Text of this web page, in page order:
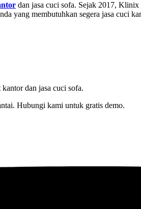
dan jasa cuci sofa. Sejak 2017,
yang membutuhkan segera jasa cuci
dan jasa cuci sofa.
Hubungi kami untuk gratis demo.